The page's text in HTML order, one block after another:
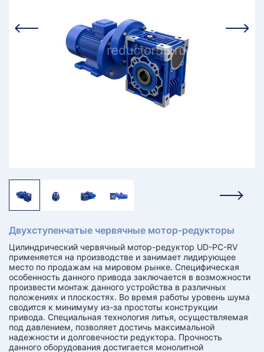
Двухступенчатые червячные мотор-редукторы
Цилиндрический червячный мотор-редуктор UD-PC-RV
применяется на производстве и занимает лидирующее
место по продажам на мировом рынке. Специфическая
особенность данного привода заключается в возможности
произвести монтаж данного устройства в различных
положениях и плоскостях. Во время работы уровень шума
сводится к минимуму из-за простоты конструкции
привода. Специальная технология литья, осуществляемая
под давлением, позволяет достичь максимальной
надежности и долговечности редуктора. Прочность
данного оборудования достигается монолитной